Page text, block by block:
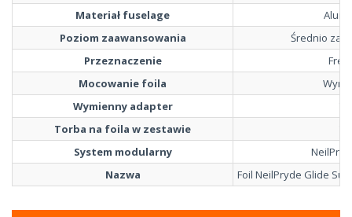
Materiał fuselage
Poziom zaawansowania
Średnio
Przeznaczenie
Mocowanie foila
Wymienny adapter
Torba na foila w zestawie
System modularny
Nazwa
Foil NeilPryde Glide Surf